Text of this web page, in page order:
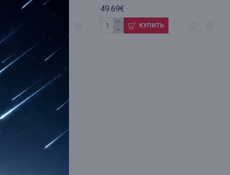
КУПИТЬ
49.69€
КУПИТЬ